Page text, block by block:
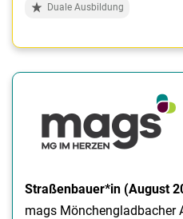
Duale Ausbildung
Straßenbauer*in (August
mags Mönchengladbacher